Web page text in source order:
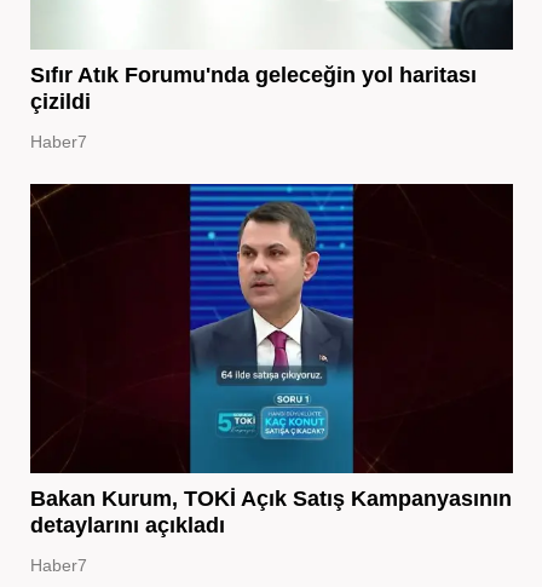
Sıfır Atık Forumu'nda geleceğin yol haritası
çizildi
Haber7
Bakan Kurum, TOKİ Açık Satış Kampanyasının
detaylarını açıkladı
Haber7